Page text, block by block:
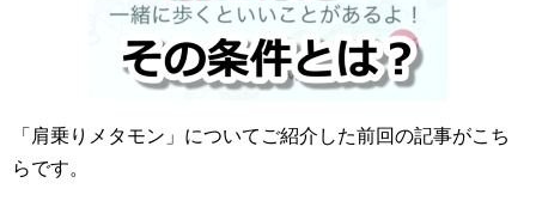
「肩乗りメタモン」についてご紹介した前回の記事がこち
らです。